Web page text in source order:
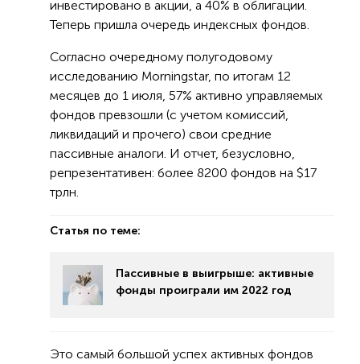
инвестировано в акции, а 40% в облигации.
Теперь пришла очередь индексных фондов.
Согласно очередному полугодовому
исследованию Morningstar, по итогам 12
месяцев до 1 июля, 57% активно управляемых
фондов превзошли (с учетом комиссий,
ликвидаций и прочего) свои средние
пассивные аналоги. И отчет, безусловно,
репрезентативен: более 8200 фондов на $17
трлн.
Статья по теме:
Пассивные в выигрыше: активные
фонды проиграли им 2022 год
Это самый большой успех активных фондов